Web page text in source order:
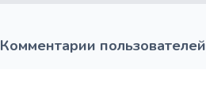
Комментарии пользователей